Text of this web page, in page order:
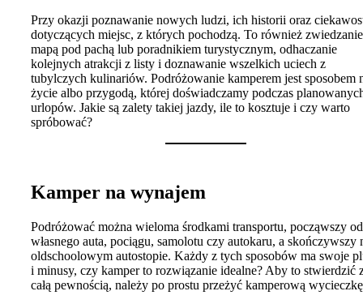
Przy okazji poznawanie nowych ludzi, ich historii oraz
dotyczących miejsc, z których pochodzą. To również
mapą pod pachą lub poradnikiem turystycznym, odhaczanie
kolejnych atrakcji z listy i doznawanie wszelkich uciech z
tubylczych kulinariów. Podróżowanie kamperem jest sposobem
życie albo przygodą, której doświadczamy podczas
urlopów. Jakie są zalety takiej jazdy, ile to kosztuje i czy warto
spróbować?
Kamper na wynajem
Podróżować można wieloma środkami transportu, począwszy od
własnego auta, pociągu, samolotu czy autokaru, a skończywszy
oldschoolowym autostopie. Każdy z tych sposobów ma swoje
i minusy, czy kamper to rozwiązanie idealne? Aby to stwierdzić
całą pewnością, należy po prostu przeżyć kamperową